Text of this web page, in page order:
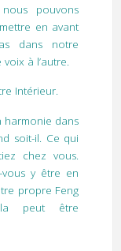
pouvons
en avant
dans notre
à l’autre.
Intérieur.
harmonie dans
soit-il. Ce qui
chez vous.
y être en
propre Feng
peut être